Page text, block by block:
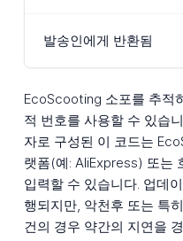
발송인에게 반환됨
EcoScooting 소포를 추적
적 번호를 사용할 수 있습
자로 구성된 이 코드는
랫폼(예: AliExpress) 또는
입력할 수 있습니다. 업데
행되지만, 악천후 또는 특
건의 경우 약간의 지연을